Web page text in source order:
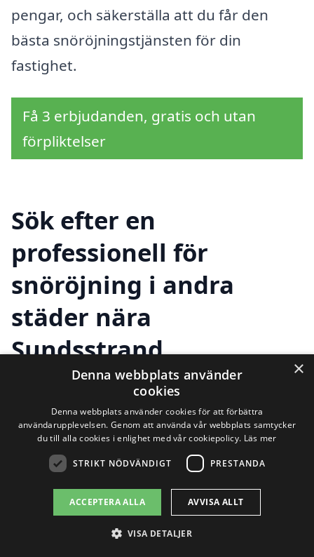
pengar, och säkerställa att du får den
bästa snöröjningstjänsten för din
fastighet.
Få 3 erbjudanden, gratis och utan
förpliktelser
Sök efter en
professionell för
snöröjning i andra
städer nära
Sundsstrand
Att hitta rätt hjälp för
snöröjning i
Sundsstrandbehöver inte vara en
utmaning. Det finns flera professionella
i orter i närheten, vilket gör det enkelt att
få den hjälp du behöver, oavsett var du
×
Denna webbplats använder
cookies
Denna webbplats använder cookies för att förbättra
användarupplevelsen. Genom att använda vår webbplats samtycker
du till alla cookies i enlighet med vår cookiepolicy. Läs mer
STRIKT NÖDVÄNDIGT PRESTANDA
ACCEPTERA ALLA AVVISA ALLT
VISA DETALJER